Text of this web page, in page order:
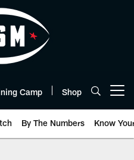
Camp Shop
By The Numbers Know